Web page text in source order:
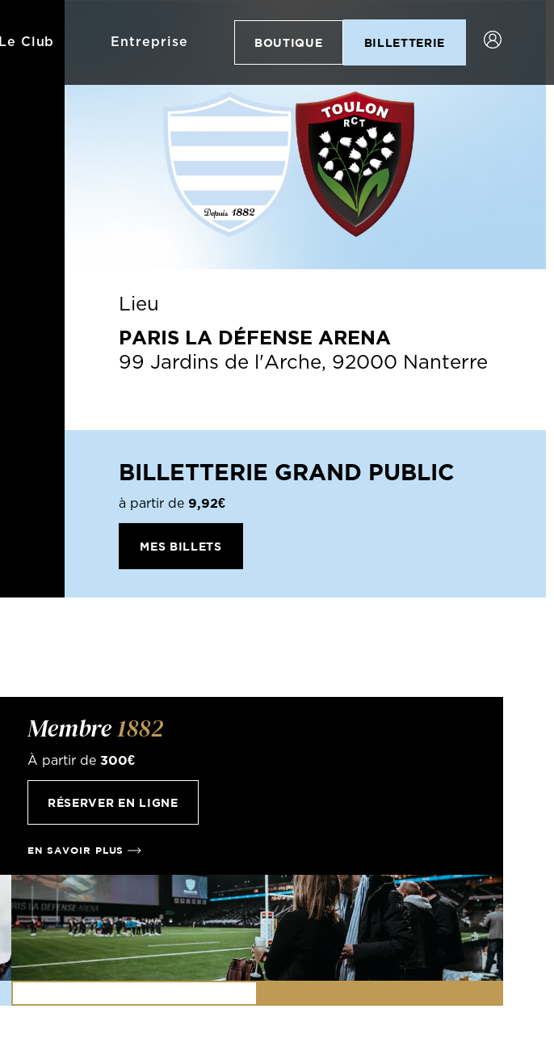
Le Club Entreprise BOUTIQUE BILLETTERIE
Lieu
PARIS LA DÉFENSE ARENA
99 Jardins de l'Arche, 92000 Nanterre
BILLETTERIE GRAND PUBLIC
à partir de 9,92€
MES BILLETS
Membre1882
À partir de 300€
RÉSERVER EN LIGNE
EN SAVOIR PLUS